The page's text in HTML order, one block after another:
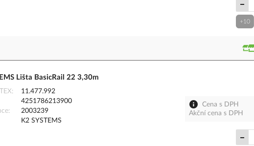
+10
Lišta BasicRail 22 3,30m
11.477.992
4251786213900
2003239
K2 SYSTEMS
Cena s DPH
Akční cena s DPH